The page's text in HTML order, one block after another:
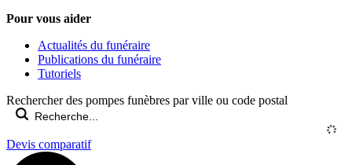
Pour vous aider
Actualités du funéraire
Publications du funéraire
Tutoriels
Rechercher des pompes funèbres par ville ou code postal
Devis comparatif